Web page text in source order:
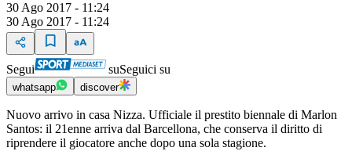
30 Ago 2017 - 11:24
30 Ago 2017 - 11:24
Segui suSeguici su
whatsapp discover
Nuovo arrivo in casa Nizza. Ufficiale il prestito biennale di Marlon
Santos: il 21enne arriva dal Barcellona, che conserva il diritto di
riprendere il giocatore anche dopo una sola stagione.